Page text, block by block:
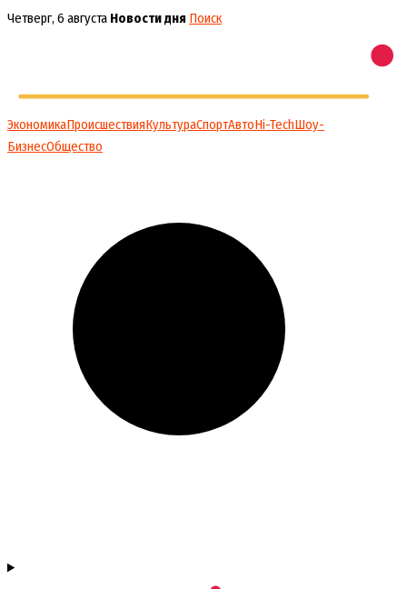
Перейти
Четверг, 6 августа Новости дня Поиск
ЭкономикаПроисшествияКультураСпортАвтоHi-TechШоу-
БизнесОбщество